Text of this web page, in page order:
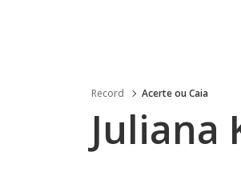
Record Acerte ou Caia
Juliana